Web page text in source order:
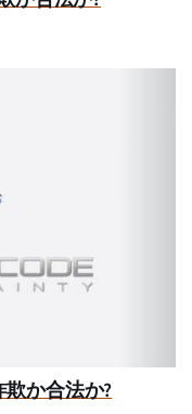
欺か合法か?